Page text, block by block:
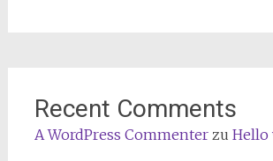
Recent Comments
A WordPress Commenterzu Hello